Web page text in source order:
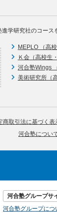
学研究社のコース
MEPLO （高
Ｋ会（高校生
河合塾Wings
美術研究所（
商取引法に基づく表
河合塾につい
河合塾グループサ
河合塾グループにつ